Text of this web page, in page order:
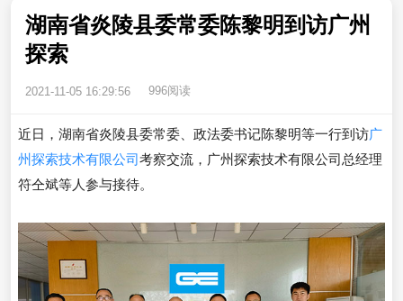
湖南省炎陵县委常委陈黎明到访广州
探索
2021-11-05 16:29:56 996阅读
近日，湖南省炎陵县委常委、政法委书记陈黎明等一行到访广
州探索技术有限公司考察交流，广州探索技术有限公司总经理
符仝斌等人参与接待。